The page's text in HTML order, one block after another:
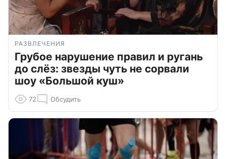
РАЗВЛЕЧЕНИЯ
Грубое нарушение правил и ругань
до слёз: звезды чуть не сорвали
шоу «Большой куш»
72 Обсудить